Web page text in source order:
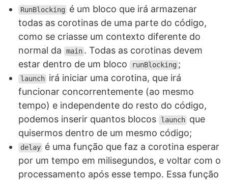
RunBlocking
é um bloco que irá armazenar
todas as corotinas de uma parte do código,
como se criasse um contexto diferente do
normal da
main . Todas as corotinas devem
estar dentro de um bloco
runBlocking ;
launch irá iniciar uma corotina, que irá
funcionar concorrentemente (ao mesmo
tempo) e independente do resto do código,
podemos inserir quantos blocos
launch que
quisermos dentro de um mesmo código;
delay é uma função que faz a corotina esperar
por um tempo em milisegundos, e voltar com o
processamento após esse tempo. Essa função